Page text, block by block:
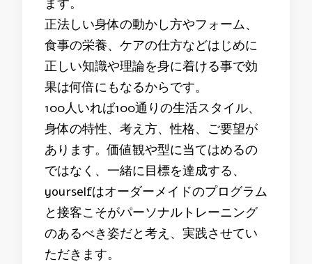
ます。
正法しい身体の動かし方やフォーム、
食事の栄養、ケアの仕方などはじめに
正しい知識や理論を身に着ける事で効
果は何倍にもなるからです。
100人いれば100通りの生活スタイル、
身体の特性、考え方、性格、ご要望が
あります。価値観や型に当てはめるの
ではなく、一緒に目標を達成する、
yourselfはオーダーメイドのプログラム
と接客こそがパーソナルトレーニング
のあるべき姿だと考え、実践させてい
ただきます。